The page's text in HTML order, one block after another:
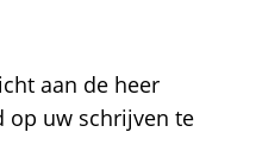
aan de heer
op uw schrijven te